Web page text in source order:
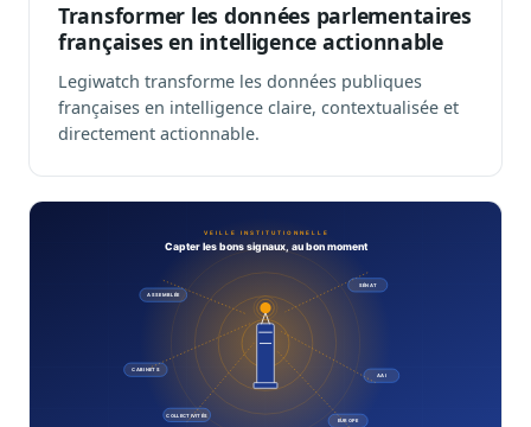
Transformer les données parlementaires
françaises en intelligence actionnable
Legiwatch transforme les données publiques
françaises en intelligence claire, contextualisée et
directement actionnable.